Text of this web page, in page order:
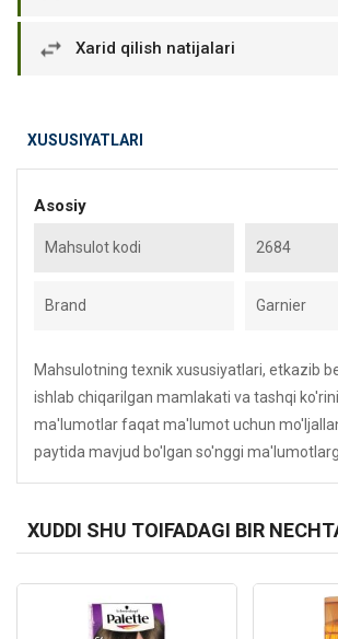
Xarid qilish natijalari
XUSUSIYATLARI
Asosiy
Mahsulot kodi 2684
Brand Garnier
Mahsulotning texnik xususiyatlari, etkazib
ishlab chiqarilgan mamlakati va tashqi
ma'lumotlar faqat ma'lumot uchun
paytida mavjud bo'lgan so'nggi
XUDDI SHU TOIFADAGI BIR